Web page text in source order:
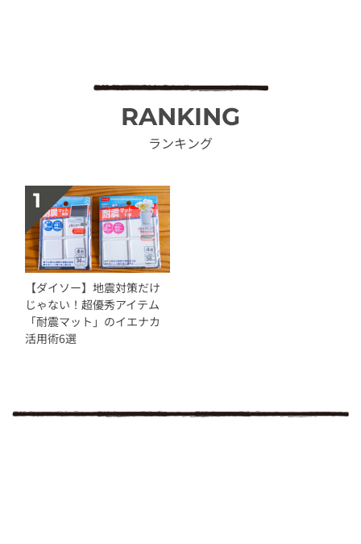
RANKING
ランキング
【ダイソー】地震対策だけ
じゃない！超優秀アイテム
「耐震マット」のイエナカ
活用術6選